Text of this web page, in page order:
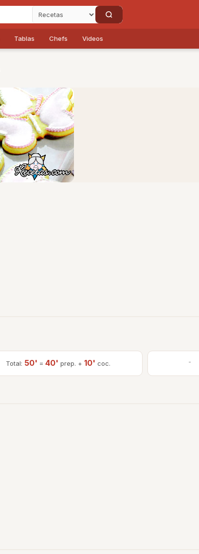
Tablas Chefs Videos
Total: 50' = 40' prep. + 10' coc. -